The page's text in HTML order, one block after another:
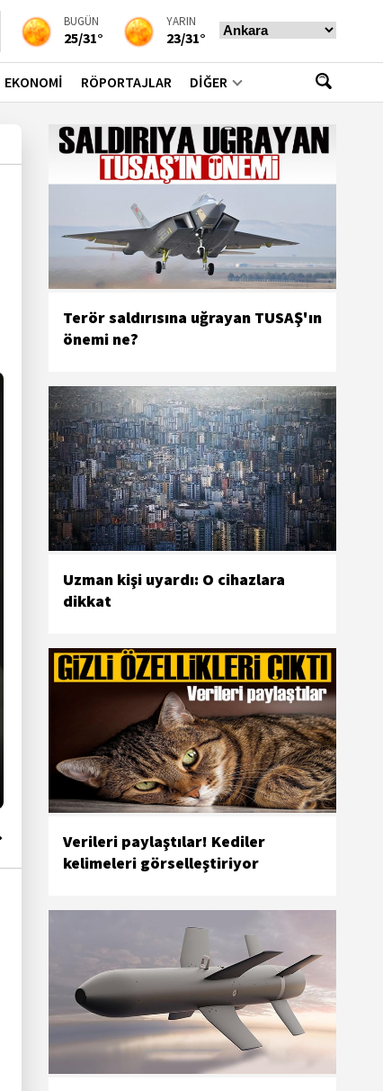
BUGÜN
25/31°
YARIN
23/31°
EKONOMİ RÖPORTAJLAR DİĞER
Terör saldırısına uğrayan TUSAŞ'ın
önemi ne?
Uzman kişi uyardı: O cihazlara
dikkat
Verileri paylaştılar! Kediler
kelimeleri görselleştiriyor